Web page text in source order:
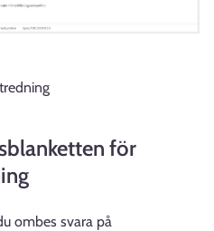
för
ombes svara på